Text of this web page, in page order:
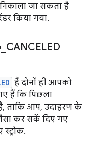
जा सकता है
किया गया.
_ CANCELED
हैं दोनों ही आपको
हैं कि पिछला
ताकि आप, उदाहरण के
कर सकें दिए गए